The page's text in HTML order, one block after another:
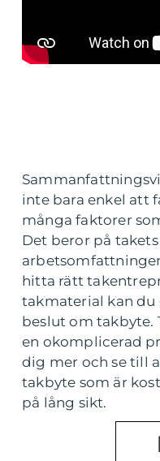
inte bara enkel att
många faktorer
Det beror på
hitta rätt
takmaterial kan du
beslut om takbyte.
en okomplicerad
dig mer och se till
takbyte som är
på lång sikt.